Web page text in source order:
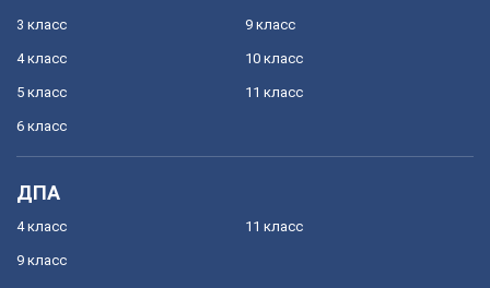
3 класс
4 класс
5 класс
6 класс
9 класс
10 класс
11 класс
ДПА
4 класс
9 класс
11 класс